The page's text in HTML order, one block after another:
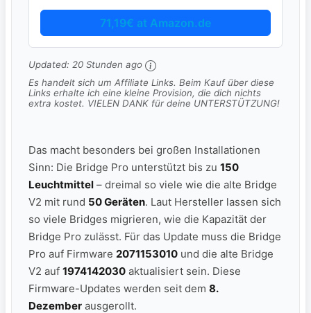
71,19€ at Amazon.de
Updated: 20 Stunden ago
Es handelt sich um Affiliate Links. Beim Kauf über diese
Links erhalte ich eine kleine Provision, die dich nichts
extra kostet. VIELEN DANK für deine UNTERSTÜTZUNG!
Das macht besonders bei großen Installationen
Sinn: Die Bridge Pro unterstützt bis zu 150
Leuchtmittel – dreimal so viele wie die alte Bridge
V2 mit rund 50 Geräten. Laut Hersteller lassen sich
so viele Bridges migrieren, wie die Kapazität der
Bridge Pro zulässt. Für das Update muss die Bridge
Pro auf Firmware 2071153010 und die alte Bridge
V2 auf 1974142030 aktualisiert sein. Diese
Firmware-Updates werden seit dem 8.
Dezember ausgerollt.